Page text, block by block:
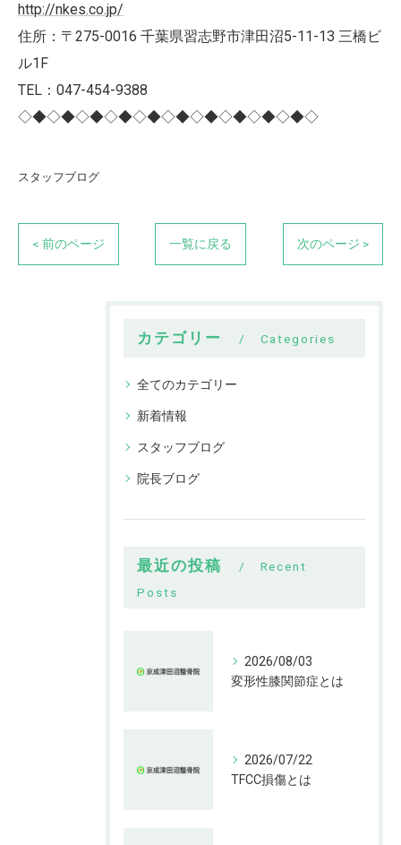
http://nkes.co.jp/
住所：〒275-0016 千葉県習志野市津田沼5-11-13 三橋ビ
ル1F
TEL：047-454-9388
◇◆◇◆◇◆◇◆◇◆◇◆◇◆◇◆◇◆◇◆◇
スタッフブログ
< 前のページ 一覧に戻る 次のページ >
カテゴリー Categories
全てのカテゴリー
新着情報
スタッフブログ
院長ブログ
最近の投稿
Recent
Posts
2026/08/03
変形性膝関節症とは
2026/07/22
TFCC損傷とは